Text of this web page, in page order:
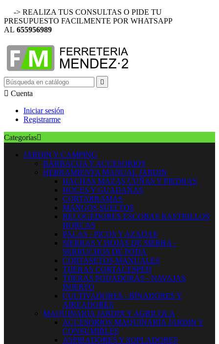
-> REALIZA TUS CONSULTAS O PIDE TU
PRESUPUESTO FACILMENTE POR WHATSAPP
AL 655956989

 Cuenta
Iniciar sesión
Registrarme
Categorías
JARDIN Y CAMPING
BARBACOA Y ACCESORIOS
HERRAMIENTA MANUAL JARDIN
HACHAS MAZAS CUÑAS Y PIEDRAS
HOCES Y GUADAÑAS
CORTARRAMAS
MANGOS SUELTOS
RECOGEDORES ESCOBAS RASTRILLOS
HORCAS
PALAS - PICOS Y AZADAS
SIERRAS Y HOJAS DE SIERRA -
SERRUCHOS DE PODA
CORTASETOS MANUALES
TIJERAS CORTACESPED
TIJERAS PODADORAS - NAVAJAS
INJERTO
CULTIVADORES - BINADORES Y
AIREADORES
MAQUINARIA JARDIN Y AGRICOLA
ACCESORIOS MAQUINARIA JARDIN Y
CONSUMIBLES
ASPIRADORES Y SOPLADORES